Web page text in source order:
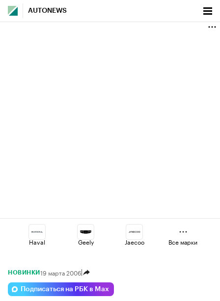
AUTONEWS
Haval Geely Jaecoo
Esteo Omoda
Все марки
НОВИНКИ 19 марта 2006
Подписаться на РБК в Max